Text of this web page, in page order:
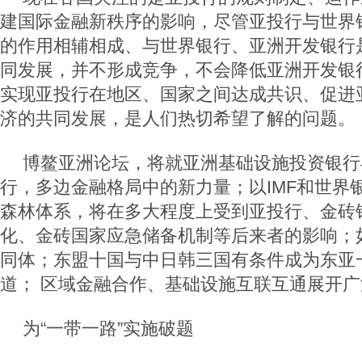
建国际金融新秩序的影响，尽管亚投行与世
的作用相辅相成、与世界银行、亚洲开发银
同发展，并不形成竞争，不会降低亚洲开发
实现亚投行在地区、国家之间达成共识、促
济的共同发展，是人们热切希望了解的问题。
博鳌亚洲论坛，将就亚洲基础设施投资银
行，多边金融格局中的新力量；以IMF和世界
森林体系，将在多大程度上受到亚投行、金
化、金砖国家应急储备机制等后来者的影响
同体；东盟十国与中日韩三国有条件成为东
道； 区域金融合作、基础设施互联互通展开
为“一带一路”实施破题